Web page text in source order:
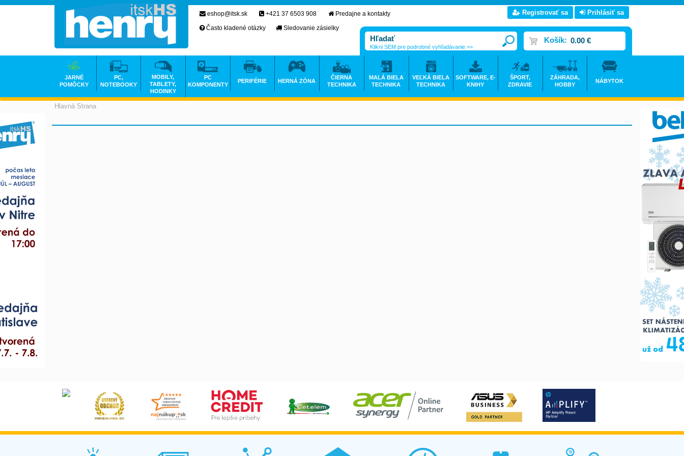
Hlavná Strana
eshop@itsk.sk +421 37 6503 908
Predajne a kontakty
Často kladené otázky
Sledovanie zásielky
Registrovať sa Prihlásiť sa
Košík: 0.00 €
Klikni SEM pre podrobné vyhľadávanie >>
JARNÉ
POMÔCKY
PC,
NOTEBOOKY
MOBILY,
TABLETY,
HODINKY
PC
KOMPONENTY
PERIFÉRIE HERNÁ ZÓNA
ČIERNA
TECHNIKA
MALÁ BIELA
TECHNIKA
VEĽKÁ BIELA
TECHNIKA
SOFTWARE, E-
KNIHY
ŠPORT,
ZDRAVIE
ZÁHRADA,
HOBBY
NÁBYTOK